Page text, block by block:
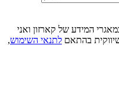
המידע של קארזון ואני
בהתאם לתנאי השימוש,